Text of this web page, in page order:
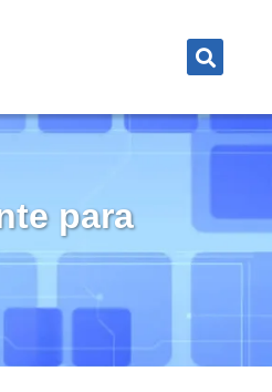
para